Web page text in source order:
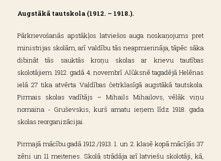
Augstākā tautskola (1912. – 1918.).
Pārkrievošanās apstākļos latviešos auga noskaņojums pret
ministrijas skolām, arī valdību tās neapmierināja, tāpēc sāka
dibināt tās sauktās kroņu skolas ar krievu tautības
skolotājiem. 1912. gadā 4. novembrī Alūksnē tagadējā Helēnas
ielā 27 tika atvērta Valdības četrklasīgā augstākā tautskola.
Pirmais skolas vadītājs – Mihails Mihailovs, vēlāk viņu
nomaina - Gruševskis, kurš amatu ieņem līdz 1918. gada
skolas reorganizācijai.
Pirmajā mācību gadā 1912./1913. 1. un 2. klasē kopā mācījās 37
zēni un 11 meitenes. Skolā strādāja arī latviešu skolotāji, kā,